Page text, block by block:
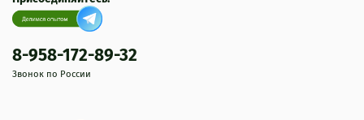
→ трек-номер.Подробнее про оплату
8-958-172-89-32
Звонок по России